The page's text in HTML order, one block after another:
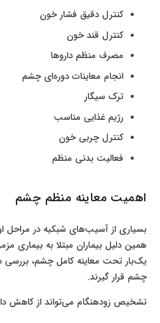
کنترل دقیق فشار خون
کنترل قند خون
مصرف منظم داروها
انجام معاینات دوره‌ای چشم
ترک سیگار
رژیم غذایی مناسب
کنترل چربی خون
فعالیت بدنی منظم
اهمیت معاینه منظم چشم
بسیاری از آسیب‌های شبکیه در مراحل
همین دلیل بیماران مبتلا به بیماری
یک‌بار تحت معاینه کامل چشم، بررسی
چشم قرار گیرند.
تشخیص زودهنگام می‌تواند از کاهش